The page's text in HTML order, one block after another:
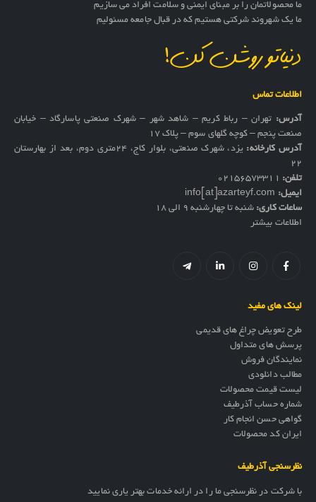
ما محصولاتمان را بر مبنای ایمنی و سلامت افراد می سازیم
ما یک شهروند شرکتی هستیم که در قبال جامعه مسئولیم
دنیاتو روشن کن!
اطلاعات تماس
آدرس: تهران – رباط کریم – شاهد شهر – شهرک صنعتی پاسارگاد – خیابان
صنعت پنجم – کوچه گلهای سوم – پلاک 17
آدرس کارخانه:
یزد، شهرک صنعتی، بلوار کاج، ۲۴متری دوم، بعد از بهارستان
۲۲
تلفن: 02156573311
ایمیل: info[at]azarteyf.com
ساعات کاری: شنبه تا چهارشنبه 9 الی 18
اطلاعات بیشتر
لینک های مفید
طرح تعویض چراغ های قدیمی
پرسش های متداول
نمایندگان فروش
مطالب دانلودی
لیست قیمت محصولات
شماره حساب آذرطیف
گواهی حسن انجام کار
ایران کد محصولات
نظرسنجی آذرطیف
با شرکت در نظرسنجی ما را در ارائه خدمات بهتر یاری نمایید